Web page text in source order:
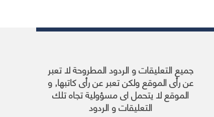
جميع التعليقات و الردود المطروحة لا تعبر
عن رأى الموقع ولكن تعبر عن رأى كاتبها, و
الموقع لا يتحمل اى مسؤولية تجاه تلك
التعليقات و الردود